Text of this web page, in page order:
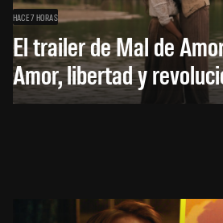
HACE 7 HORAS
El trailer de Mal de
Amor, libertad y